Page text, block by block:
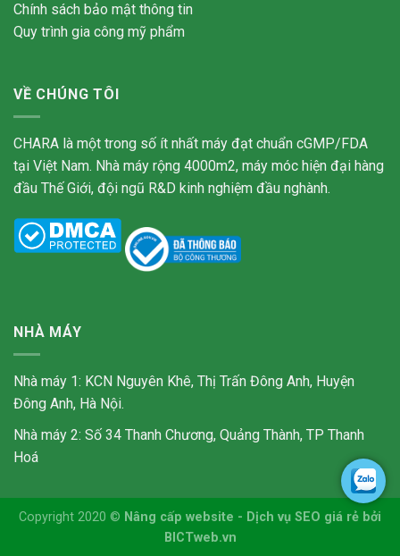
Chính sách bảo mật thông tin
Quy trình gia công mỹ phẩm
VỀ CHÚNG TÔI
CHARA là một trong số ít nhất máy đạt chuẩn cGMP/FDA
tại Việt Nam. Nhà máy rộng 4000m2, máy móc hiện đại hàng
đầu Thế Giới, đội ngũ R&D kinh nghiệm đầu nghành.
NHÀ MÁY
Nhà máy 1: KCN Nguyên Khê, Thị Trấn Đông Anh, Huyện
Đông Anh, Hà Nội.
Nhà máy 2: Số 34 Thanh Chương, Quảng Thành, TP Thanh
Hoá
Copyright 2020 © Nâng cấp website - Dịch vụ SEO giá rẻ bởi
BICTweb.vn